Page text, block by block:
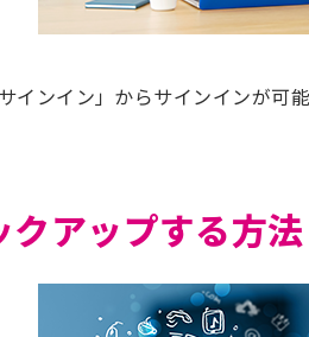
ンイン」からサインインが可能
アップする方法